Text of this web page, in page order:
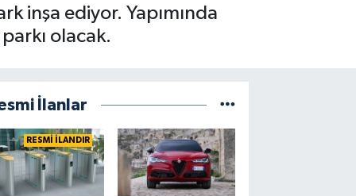
inşa ediyor. Yapımında
olacak.
İlanlar
RESMİ İLANDIR